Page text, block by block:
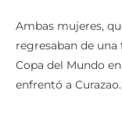
Ambas mujeres,
regresaban de
Copa del Mundo
enfrentó a Curazao.